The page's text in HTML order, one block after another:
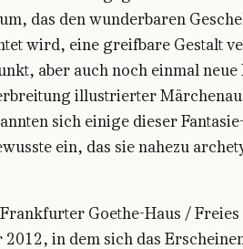
das den wunderbaren
wird, eine greifbare Gestalt
aber auch noch einmal
illustrierter
sich einige dieser
ein, das sie nahezu
Goethe-Haus /
in dem sich das